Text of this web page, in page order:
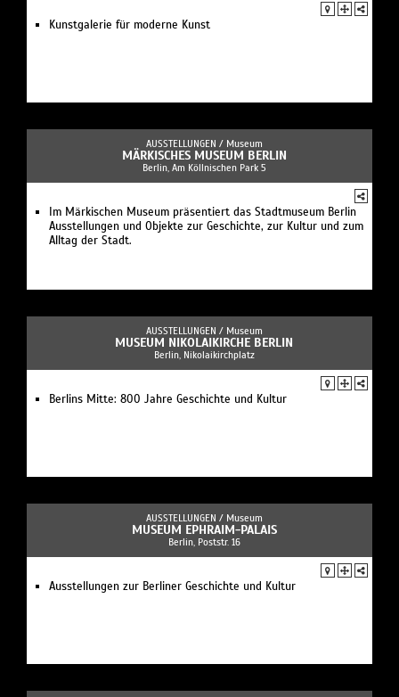
Kunstgalerie für moderne Kunst
AUSSTELLUNGEN / Museum
MÄRKISCHES MUSEUM BERLIN
Berlin, Am Köllnischen Park 5
Im Märkischen Museum präsentiert das Stadtmuseum Berlin
Ausstellungen und Objekte zur Geschichte, zur Kultur und zum
Alltag der Stadt.
AUSSTELLUNGEN / Museum
MUSEUM NIKOLAIKIRCHE BERLIN
Berlin, Nikolaikirchplatz
Berlins Mitte: 800 Jahre Geschichte und Kultur
AUSSTELLUNGEN / Museum
MUSEUM EPHRAIM-PALAIS
Berlin, Poststr. 16
Ausstellungen zur Berliner Geschichte und Kultur